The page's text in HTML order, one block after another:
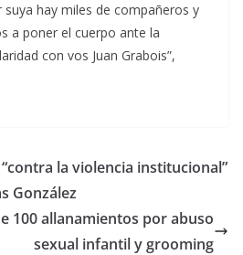
suya hay miles de compañeros y
a poner el cuerpo ante la
con vos Juan Grabois”,
la violencia institucional”
González
100 allanamientos por abuso
sexual infantil y grooming